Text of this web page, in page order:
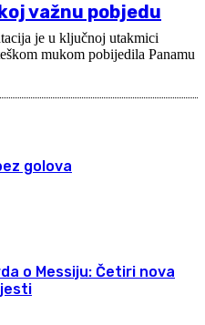
važnu pobjedu
je u ključnoj utakmici
mukom pobijedila Panamu
golova
o Messiju: Četiri nova